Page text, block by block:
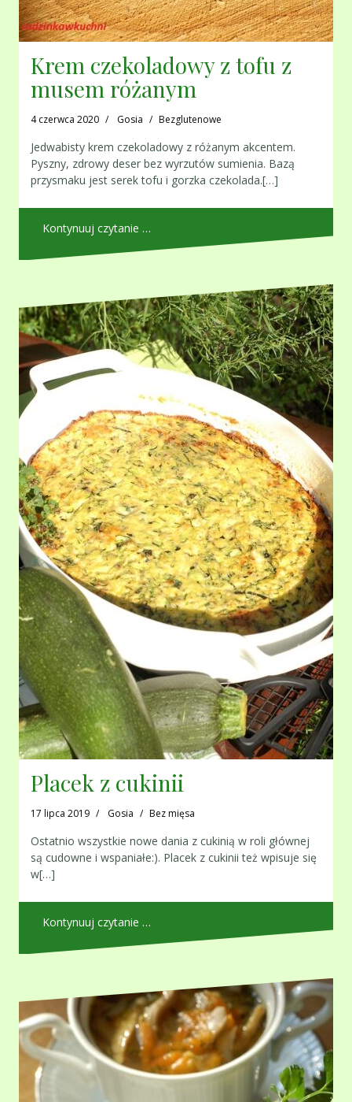
Krem czekoladowy z tofu z
musem różanym
4 czerwca 2020 Gosia Bezglutenowe
Jedwabisty krem czekoladowy z różanym akcentem.
Pyszny, zdrowy deser bez wyrzutów sumienia. Bazą
przysmaku jest serek tofu i gorzka czekolada.[…]
Kontynuuj czytanie …
Placek z cukinii
17 lipca 2019 Gosia Bez mięsa
Ostatnio wszystkie nowe dania z cukinią w roli głównej
są cudowne i wspaniałe:). Placek z cukinii też wpisuje się
w[…]
Kontynuuj czytanie …